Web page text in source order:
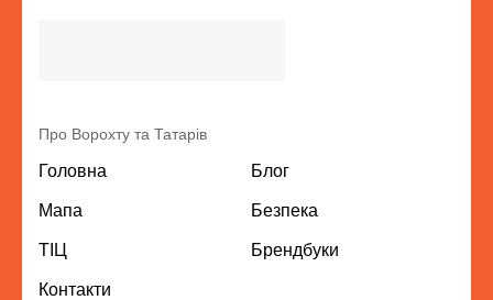
Про Ворохту та Татарів
Головна
Мапа
ТІЦ
Контакти
Блог
Безпека
Брендбуки